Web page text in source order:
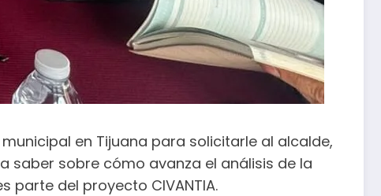
en Tijuana para solicitarle al alcalde,
saber sobre cómo avanza el análisis de la
parte del proyecto CIVANTIA.